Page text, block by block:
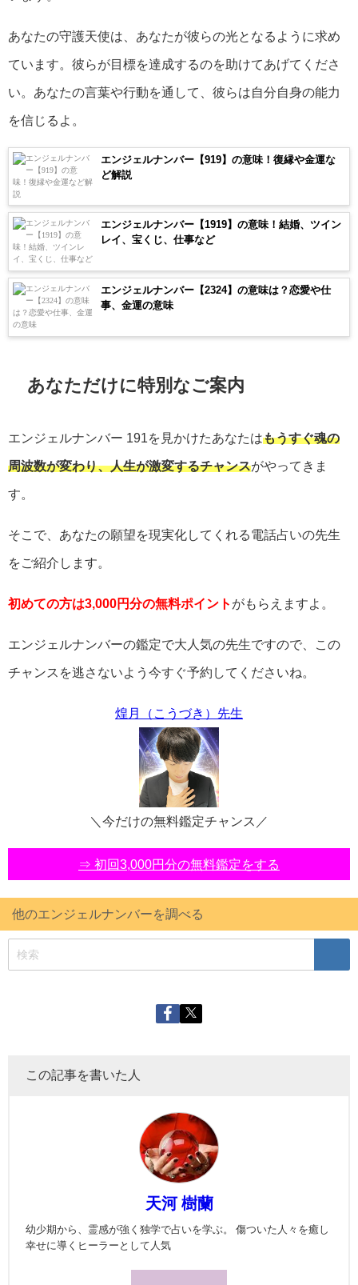
あなたの守護天使は、あなたが彼らの光となるように求め
ています。彼らが目標を達成するのを助けてあげてくださ
い。あなたの言葉や行動を通して、彼らは自分自身の能力
を信じるよ。
エンジェルナンバー【919】の意味！復縁や金運な
ど解説
エンジェルナンバー【1919】の意味！結婚、ツイン
レイ、宝くじ、仕事など
エンジェルナンバー【2324】の意味は？恋愛や仕
事、金運の意味
あなただけに特別なご案内
エンジェルナンバー 191 を見かけたあなたはもうすぐ魂の
周波数が変わり、人生が激変するチャンスがやってきま
す。
そこで、あなたの願望を現実化してくれる電話占いの先生
をご紹介します。
初めての方は3,000円分の無料ポイント がもらえますよ。
エンジェルナンバーの鑑定で大人気の先生ですので、この
チャンスを逃さないよう今すぐ予約してくださいね。
煌月（こうづき）先生
＼今だけの無料鑑定チャンス／
⇒ 初回3,000円分の無料鑑定をする
他のエンジェルナンバーを調べる
この記事を書いた人
天河 樹蘭
幼少期から、霊感が強く独学で占いを学ぶ。 傷ついた人々を癒し
幸せに導くヒーラーとして人気